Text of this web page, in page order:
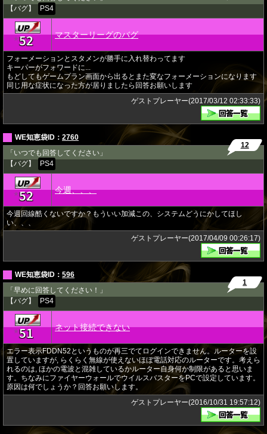
【バグ】
PS4
★52 マスターリーグのバグ
フォーメーションとスタメンが勝手に入れ替わってます
キーパーがフォワードに...
もどしてもゲームプラン画面から出るとまた変なフォーメーションになります
同じ用な症状になった方が居りましたら回答お願いします
ゲストプレーヤー(2017/03/12 02:33:33)
WE知恵袋ID： 2760
「いつでも回答してください」
【バグ】
PS4
12
★52 今週、、、
今週回線酷くないですか？もういい加減この、システムどうにかしてほし
い、、、
ゲストプレーヤー(2017/04/09 00:26:17)
WE知恵袋ID： 596
「早めに回答してください！」
【バグ】
PS4
1
★51 ネット接続できない
エラー表示FDDN52というものが再三でてログインできません。ルーターを設
置していますが, らくらく無線が使えないほぼ電話対応のルーターです。考えら
れるのは, ほかの電波と混雑しているかルーター自身何か制限があると思いま
す。ちなみにファイヤーウォールでウイルスバスターをPCで設定しています。
原因は何でしょうか？回答お願いします。
ゲストプレーヤー(2016/10/31 19:57:12)